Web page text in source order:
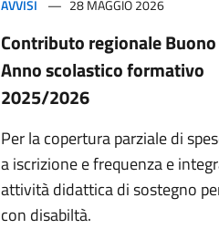
AVVISI 28 MAGGIO 2026
Contributo regionale
Anno scolastico formativo
2025/2026
Per la copertura parziale di
a iscrizione e frequenza e
attività didattica di sostegno
con disabiltà.